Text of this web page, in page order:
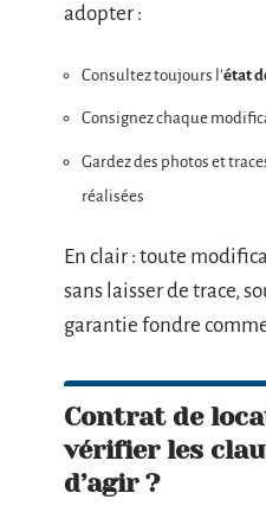
adopter :
Consultez toujours l’état
Consignez chaque
Gardez des photos et
réalisées
En clair : toute
sans laisser de trace,
garantie fondre
Contrat de
vérifier les
d’agir ?